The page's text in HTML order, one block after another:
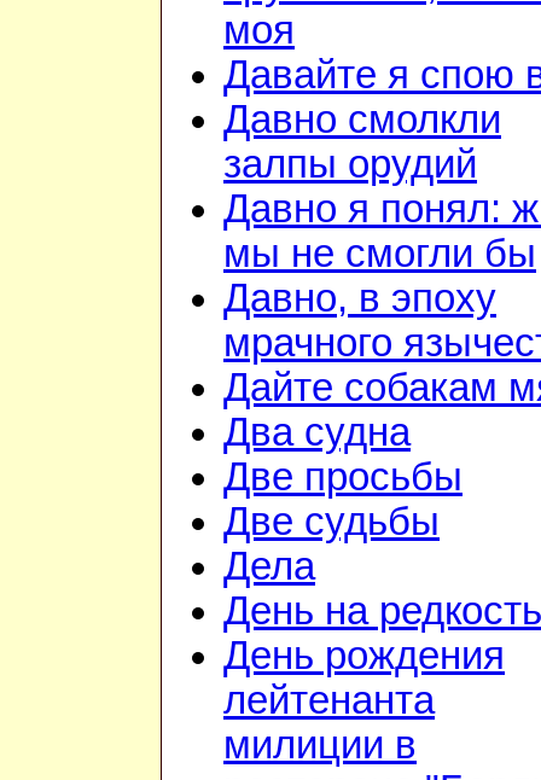
моя
Давайте я спою
Давно смолкли
залпы орудий
Давно я понял:
мы не смогли бы
Давно, в эпоху
мрачного
Дайте собакам
Два судна
Две просьбы
Две судьбы
Дела
День на редкость
День рождения
лейтенанта
милиции в